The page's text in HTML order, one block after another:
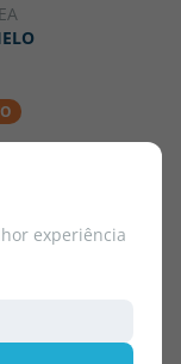
experiência